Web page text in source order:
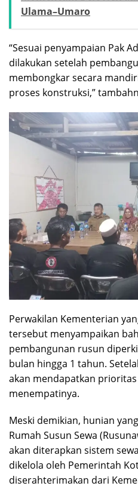
Ulama–Umaro
“Sesuai penyampaian Pak
dilakukan setelah
membongkar secara
proses konstruksi,”
Perwakilan Kementerian
tersebut menyampaikan
pembangunan rusun
bulan hingga 1 tahun.
akan mendapatkan
menempatinya.
Meski demikian, hunian
Rumah Susun Sewa
akan diterapkan sistem
dikelola oleh Pemerintah
diserahterimakan dari